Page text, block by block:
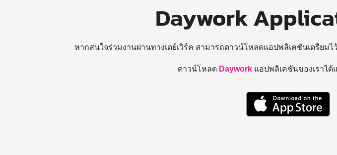
Daywork
หากสนใจร่วมงานผ่านทางเดย์เวิร์ค สามารถดาวน์โหลดแอปพลิเคชันเตรียมไ
ดาวน์โหลด Daywork แอปพลิเคชันของเราได้